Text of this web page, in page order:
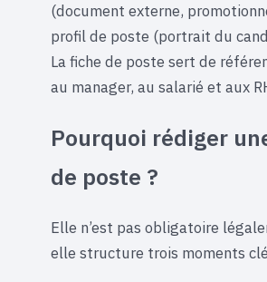
(document externe,
profil de poste (portrait du
La fiche de poste sert de
au manager, au salarié et aux
Pourquoi rédiger
de poste ?
Elle n’est pas obligatoire
elle structure trois moments